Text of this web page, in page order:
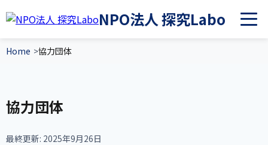
NPO法人 探究Labo メニュ
Home 協力団体
協力団体
最終更新: 2025年9月26日